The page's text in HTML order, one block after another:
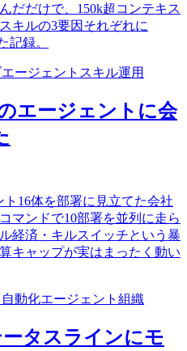
だだけで、150k超コンテキス
キルの3要因それぞれに
記録。
ージェント スキル運用
エージェントに会
ト16体を部署に見立てた会社
マンドで10部署を並列に走ら
経済・キルスイッチという暴
キャップが実はまったく動い
自動化エージェント組織
ータスラインにモ